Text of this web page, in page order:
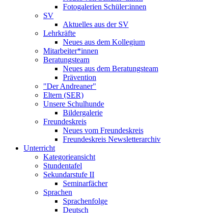
Fotogalerien Schüler:innen
SV
Aktuelles aus der SV
Lehrkräfte
Neues aus dem Kollegium
Mitarbeiter*innen
Beratungsteam
Neues aus dem Beratungsteam
Prävention
"Der Andreaner"
Eltern (SER)
Unsere Schulhunde
Bildergalerie
Freundeskreis
Neues vom Freundeskreis
Freundeskreis Newsletterarchiv
Unterricht
Kategorieansicht
Stundentafel
Sekundarstufe II
Seminarfächer
Sprachen
Sprachenfolge
Deutsch